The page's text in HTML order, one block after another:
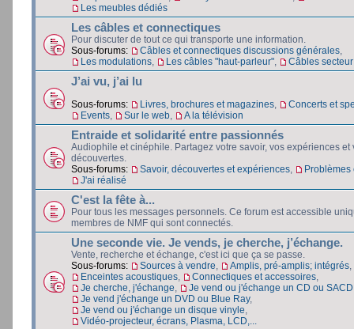
Les meubles dédiés
Les câbles et connectiques
Pour discuter de tout ce qui transporte une information.
Sous-forums:
Câbles et connectiques discussions générales
Les modulations
Les câbles "haut-parleur" Câbles
J’ai vu, j’ai lu
Sous-forums: Livres, brochures et magazines
Concerts et
Events
Sur le web A la télévision
Entraide et solidarité entre passionnés
Audiophile et cinéphile. Partagez votre savoir, vos expériences et
découvertes.
Sous-forums:
Savoir, découvertes et expériences
Problèmes
J'ai réalisé
C'est la fête à...
Pour tous les messages personnels. Ce forum est accessible
membres de NMF qui sont connectés.
Une seconde vie. Je vends, je cherche, j’échange.
Vente, recherche et échange, c'est ici que ça se passe.
Sous-forums:
Sources à vendre Amplis, pré-amplis; intégrés
Enceintes acoustiques
Connectiques et accessoires
Je cherche, j'échange
Je vend ou j'échange un CD ou SACD
Je vend j'échange un DVD ou Blue Ray,
Je vend ou j'échange un disque vinyle
Vidéo-projecteur, écrans, Plasma, LCD,...